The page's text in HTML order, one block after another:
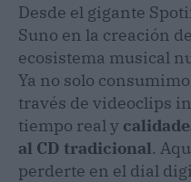
Desde el gigante
Suno en la creación
ecosistema musical
Ya no solo
través de videoclips
tiempo real y
al CD tradicional.
perderte en el dial